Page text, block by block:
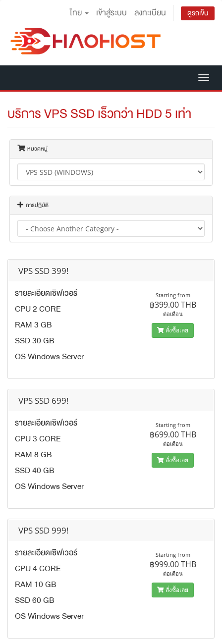
ไทย เข้าสู่ระบบ ลงทะเบียน ดูรถเข็น
บริการ VPS SSD เร็วกว่า HDD 5 เท่า
หมวดหมู่
การปฏิบัติ
VPS SSD 399!
รายละเอียดเซิฟเวอร์
CPU 2 CORE
RAM 3 GB
SSD 30 GB
OS Windows Server
Starting from
฿399.00 THB
ต่อเดือน
สั่งซื้อเลย
VPS SSD 699!
รายละเอียดเซิฟเวอร์
CPU 3 CORE
RAM 8 GB
SSD 40 GB
OS Windows Server
Starting from
฿699.00 THB
ต่อเดือน
สั่งซื้อเลย
VPS SSD 999!
รายละเอียดเซิฟเวอร์
CPU 4 CORE
RAM 10 GB
SSD 60 GB
OS Windows Server
Starting from
฿999.00 THB
ต่อเดือน
สั่งซื้อเลย